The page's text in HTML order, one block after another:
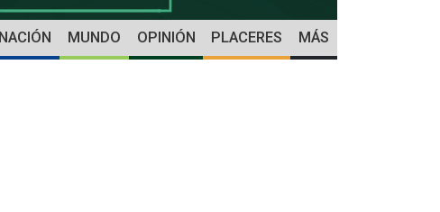
NACIÓN MUNDO OPINIÓN PLACERES MÁS